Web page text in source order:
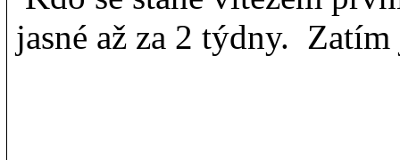
jasné až za 2 týdny.